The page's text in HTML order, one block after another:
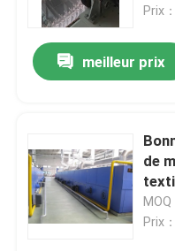
Prix
meilleur prix
de
MOQ
Prix